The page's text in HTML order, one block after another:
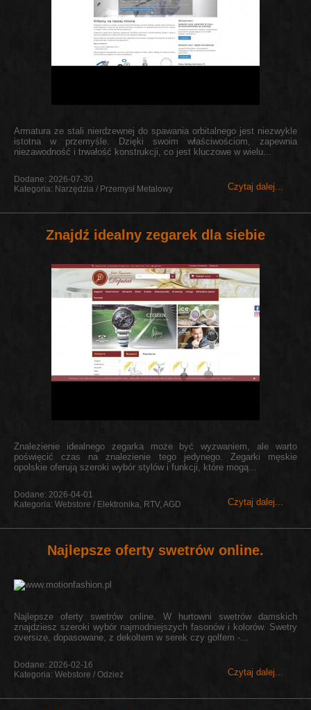
Armatura ze stali nierdzewnej do spawania orbitalnego jest niezwykle
istotna w przemyśle. Dzięki swoim właściwościom, zapewnia
niezawodność i trwałość konstrukcji, co jest kluczowe w wielu...
Czytaj dalej...
Dodane: 2026-07-30
Kategoria: Narzędzia / Przemysł Metalowy
Znajdź idealny zegarek dla siebie
Znalezienie idealnego zegarka może być wyzwaniem, ale warto
poświęcić czas na znalezienie tego jedynego. Zegarki męskie
opolskie oferują szeroki wybór stylów i funkcji, które mogą...
Czytaj dalej...
Dodane: 2026-04-01
Kategoria: Webstore / Elektronika, RTV, AGD
Najlepsze oferty swetrów online.
Najlepsze oferty swetrów online. W hurtowni swetrów damskich
znajdziesz szeroki wybór najmodniejszych fasonów i kolorów. Swetry
oversize, dopasowane, z dekoltem w serek czy golfem -...
Czytaj dalej...
Dodane: 2026-02-16
Kategoria: Webstore / Odzież